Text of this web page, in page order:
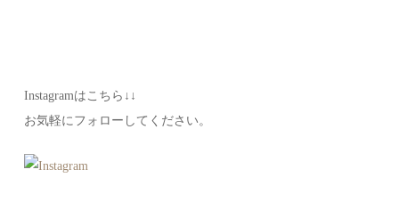
Instagramはこちら↓↓
お気軽にフォローしてください。